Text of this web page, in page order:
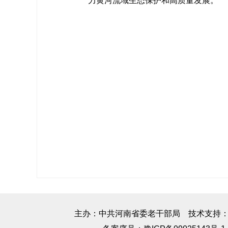
主办：中共河南省委老干部局 技术支持：